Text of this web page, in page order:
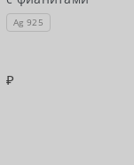
Ag 925